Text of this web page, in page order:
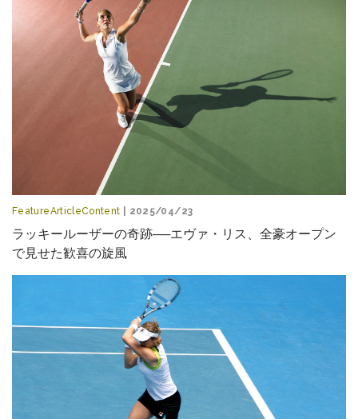
FeatureArticleContent | 2025/04/23
ラッキールーザーの奇跡──エヴァ・リス、全豪オープン
で見せた歓喜の旋風